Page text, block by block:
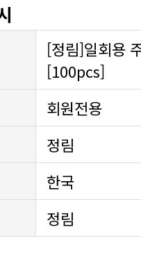
[정림]일회용
[100pcs]
회원전용
정림
한국
정림